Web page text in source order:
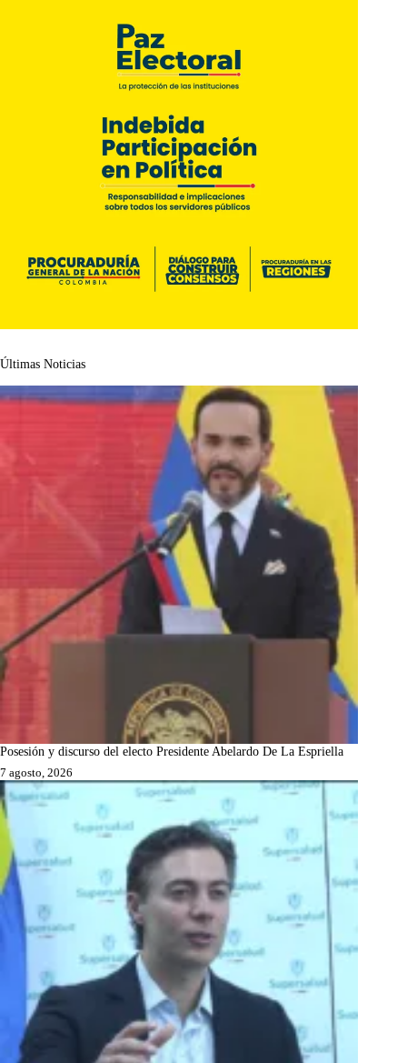
Últimas Noticias
Posesión y discurso del electo Presidente Abelardo De La Espriella
7 agosto, 2026